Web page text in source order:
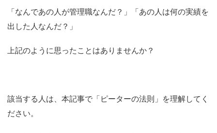
「なんであの人が管理職なんだ？」「あの人は何の実績を
出した人なんだ？」
上記のように思ったことはありませんか？
該当する人は、本記事で「ピーターの法則」を理解してく
ださい。